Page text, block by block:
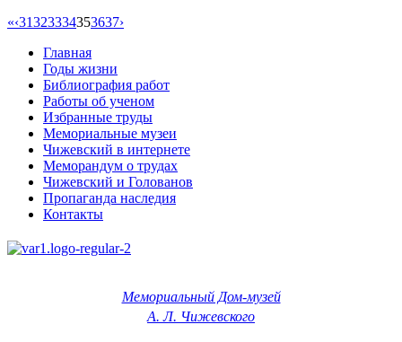
«‹31323334353637›
Главная
Годы жизни
Библиография работ
Работы об ученом
Избранные труды
Мемориальные музеи
Чижевский в интернете
Меморандум о трудах
Чижевский и Голованов
Пропаганда наследия
Контакты
Мемориальный Дом-музей
А. Л. Чижевского